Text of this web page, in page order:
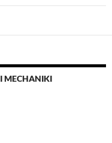
MECHANIKI